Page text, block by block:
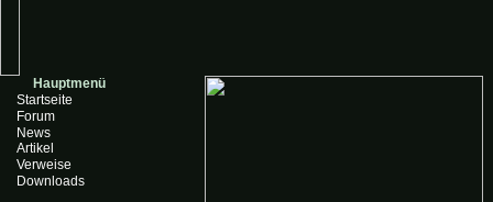
Hauptmenü
Startseite
Forum
News
Artikel
Verweise
Downloads